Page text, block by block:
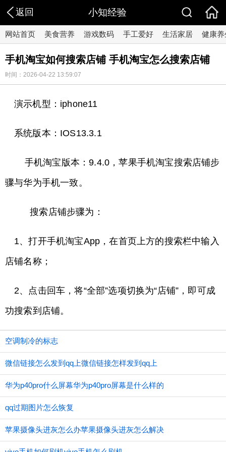
返回 小知经验
网站首页 美食营养 游戏数码 手工爱好 生活家居 健康养
手机淘宝如何搜索店铺 手机淘宝怎么搜索店铺
时间：2026-04-22 13:59:07
演示机型：iphone11
系统版本：IOS13.3.1
手机淘宝版本：9.4.0，苹果手机淘宝搜索店铺步
骤与华为手机一致。
搜索店铺步骤为：
1、打开手机淘宝App，在首页上方的搜索栏中输入
店铺名称；
2、点击回车，将“全部”选项切换为“店铺”，即可成
功搜索到店铺。
空调制冷的标志
微信链接怎么发到qq上微信链接怎样发到qq上
华为p40pro什么屏幕华为p40pro屏幕是什么样的
qq过期图片怎么恢复
苹果摄像头进灰怎么办苹果摄像头进灰怎么解决